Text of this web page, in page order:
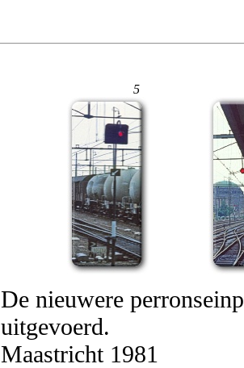
5
De nieuwere
uitgevoerd.
Maastricht 1981